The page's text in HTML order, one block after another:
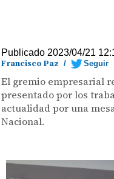
Publicado 2023/04/21
Francisco Paz / Seguir
El gremio empresarial
presentado por los
actualidad por una
Nacional.